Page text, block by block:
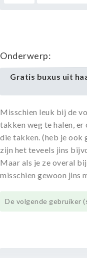
Onderwerp:
Gratis buxus uit
Misschien leuk bij de
takken weg te halen, er
die takken. (heb je ook
zijn het teveels jins
Maar als je ze overal
misschien gewoon jins
De volgende gebruiker